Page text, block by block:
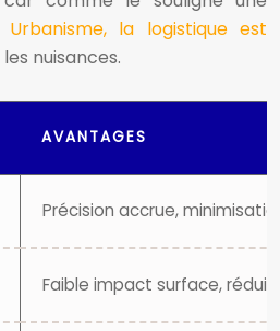
Urbanisme, la logistique est
nuisances.
AVANTAGES
Précision accrue,
Faible impact surface, réduit